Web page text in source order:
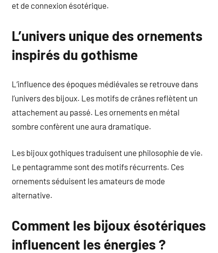
et de connexion ésotérique.
L’univers unique des ornements
inspirés du gothisme
L’influence des époques médiévales se retrouve dans
l’univers des bijoux. Les motifs de crânes reflètent un
attachement au passé. Les ornements en métal
sombre confèrent une aura dramatique.
Les bijoux gothiques traduisent une philosophie de vie.
Le pentagramme sont des motifs récurrents. Ces
ornements séduisent les amateurs de mode
alternative.
Comment les bijoux ésotériques
influencent les énergies ?